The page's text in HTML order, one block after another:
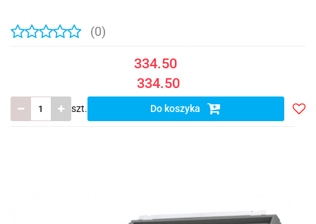
(0)
334.50
334.50
szt. Do koszyka